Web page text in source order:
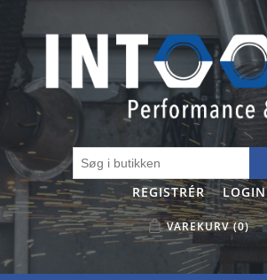
REGISTRÉR LOGIN
VAREKURV (0)